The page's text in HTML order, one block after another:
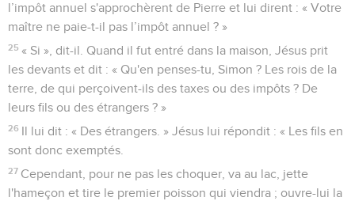
l’impôt annuel s'approchèrent de Pierre et lui dirent : « Votre
maître ne paie-t-il pas l’impôt annuel ? »
25 « Si », dit-il. Quand il fut entré dans la maison, Jésus prit
les devants et dit : « Qu'en penses-tu, Simon ? Les rois de la
terre, de qui perçoivent-ils des taxes ou des impôts ? De
leurs fils ou des étrangers ? »
26 Il lui dit : « Des étrangers. » Jésus lui répondit : « Les fils en
sont donc exemptés.
27 Cependant, pour ne pas les choquer, va au lac, jette
l'hameçon et tire le premier poisson qui viendra ; ouvre-lui la